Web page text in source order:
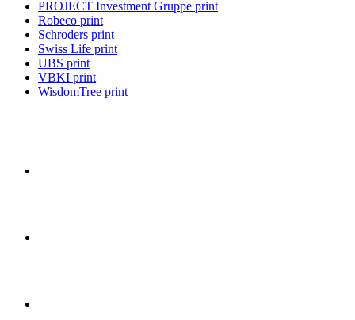
PROJECT Investment Gruppe print
Robeco print
Schroders print
Swiss Life print
UBS print
VBKI print
WisdomTree print